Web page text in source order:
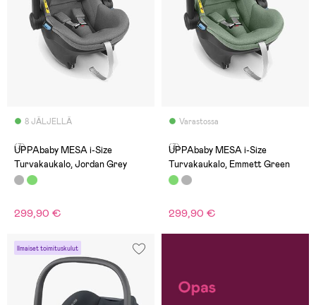
8 JÄLJELLÄ
(3)
UPPAbaby MESA i-Size
Turvakaukalo, Jordan Grey
299,90 €
Varastossa
(3)
UPPAbaby MESA i-Size
Turvakaukalo, Emmett Green
299,90 €
Ilmaiset toimituskulut